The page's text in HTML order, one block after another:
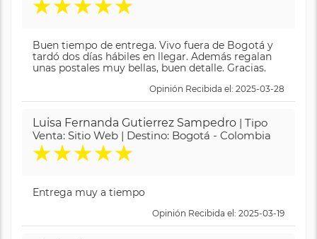
★★★★★
Buen tiempo de entrega. Vivo fuera de Bogotá y
tardó dos días hábiles en llegar. Además regalan
unas postales muy bellas, buen detalle. Gracias.
Opinión Recibida el: 2025-03-28
Luisa Fernanda Gutierrez Sampedro | Tipo
Venta: Sitio Web | Destino: Bogotá - Colombia
★★★★★
Entrega muy a tiempo
Opinión Recibida el: 2025-03-19